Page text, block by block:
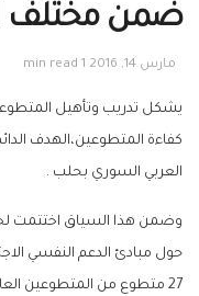
ضمن مختلف
مارس 14, 2016 1 min read
يشكل تدريب وتأهيل
كفاءة المتطوعين،الهدف
العربي السوري بحلب .
وضمن هذا السياق اختتمت
حول مبادئ الدعم النفسي
27 متطوع من المتطوعين